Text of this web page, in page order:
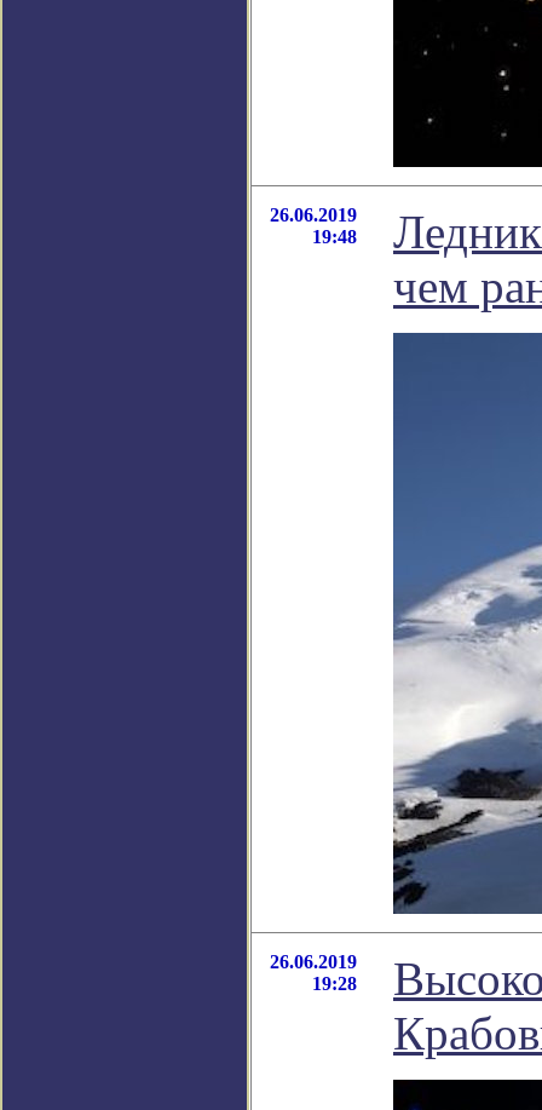
26.06.2019
19:48
чем
26.06.2019
19:28